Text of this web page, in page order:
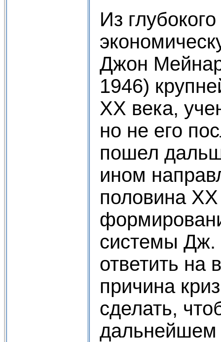
Из
Джон
1946)
XX века,
но не его
пошел
ином
половина
системы Дж.
ответить на
причина
сделать,